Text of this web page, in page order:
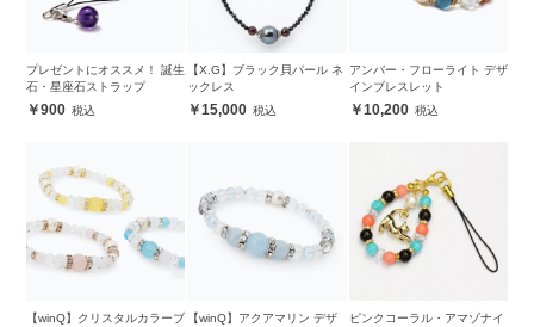
プレゼントにオススメ！ 誕生
石・星座石ストラップ
900
【X.G】ブラック貝パール ネ
ックレス
15,000
アンバー・フローライト デザ
インブレスレット
10,200
【winQ】クリスタルカラーブ
【winQ】アクアマリン デザ
ピンクコーラル・アマゾナイ